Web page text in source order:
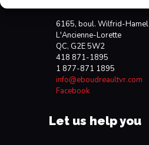
6165, boul. Wilfrid-Hamel
L'Ancienne-Lorette
QC, G2E 5W2
418 871-1895
1 877-871 1895
info@eboudreaultvr.com
Facebook
Let us help you